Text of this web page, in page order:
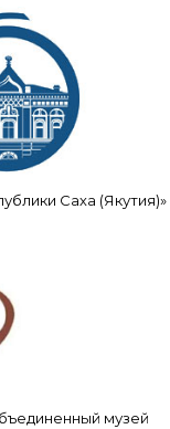
Саха (Якутия)»
музей